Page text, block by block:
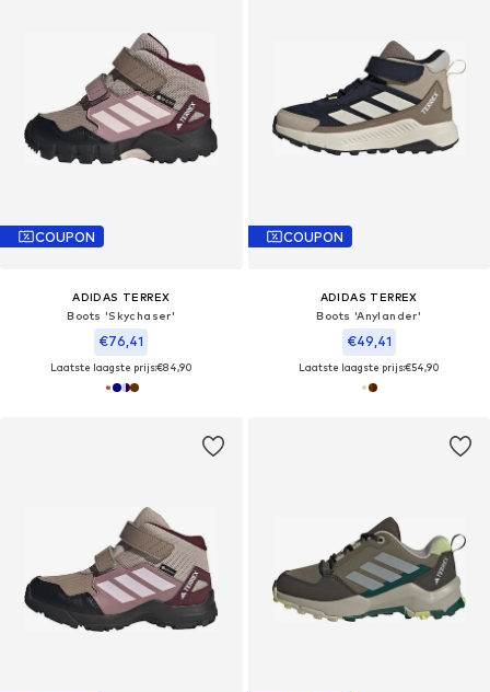
COUPON
ADIDAS TERREX
Boots 'Skychaser'
€76,41
Laatste laagste prijs:€84,90
COUPON
ADIDAS TERREX
Boots 'Anylander'
€49,41
Laatste laagste prijs:€54,90